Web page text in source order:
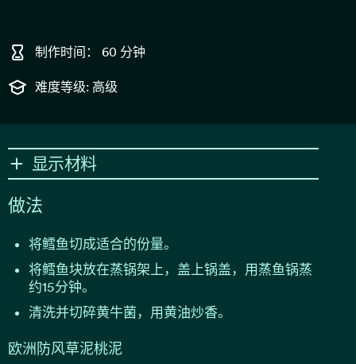
制作时间： 60 分钟
难度等级: 高级
显示材料
做法
将鳕鱼切成适合的份量。
将鳕鱼块放在蒸锅架上，盖上锅盖，用蒸鱼锅蒸
约15分钟。
清洗并切碎黄牛菌，用黄油炒香。
欧洲防风草泥桃泥